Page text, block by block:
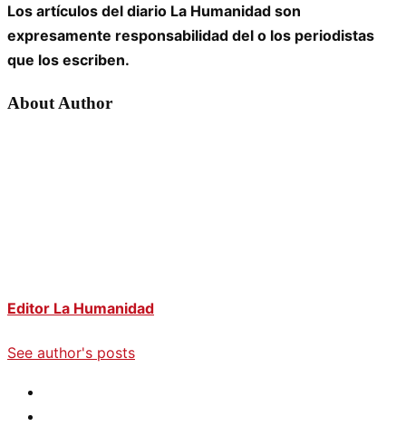
Los artículos del diario La Humanidad son
expresamente responsabilidad del o los periodistas
que los escriben.
About Author
Editor La Humanidad
See author's posts